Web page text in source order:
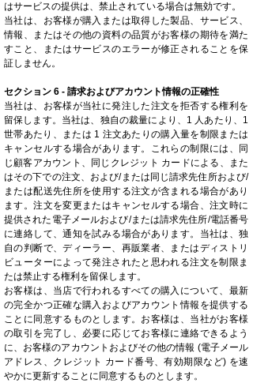
はサービスの提供は、禁止されている場合は無効です。
当社は、お客様が購入または取得した製品、サービス、
情報、またはその他の資料の品質がお客様の期待を満た
すこと、またはサービスのエラーが修正されることを保
証しません。
セクション 6 - 請求およびアカウント情報の正確性
当社は、お客様が当社に発注した注文を拒否する権利を
留保します。当社は、独自の裁量により、1 人あたり、1
世帯あたり、または 1 注文あたりの購入量を制限または
キャンセルする場合があります。これらの制限には、同
じ顧客アカウント、同じクレジット カードによる、また
はその下での注文、および/または同じ請求先住所および/
または配送先住所を使用する注文が含まれる場合があり
ます。注文を変更またはキャンセルする場合、注文時に
提供された電子メールおよび/または請求先住所/電話番号
に連絡して、通知を試みる場合があります。当社は、独
自の判断で、ディーラー、再販業者、またはディストリ
ビューターによって発注されたと思われる注文を制限ま
たは禁止する権利を留保します。
お客様は、当店で行われるすべての購入について、最新
の完全かつ正確な購入およびアカウント情報を提供する
ことに同意するものとします。お客様は、当社がお客様
の取引を完了し、必要に応じてお客様に連絡できるよう
に、お客様のアカウントおよびその他の情報 (電子メール
アドレス、クレジット カード番号、有効期限など) を速
やかに更新することに同意するものとします。